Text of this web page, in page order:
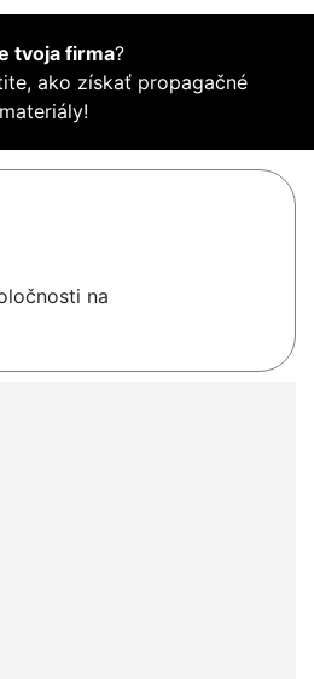
tvoja firma?
ako získať propagačné
materiály!
na